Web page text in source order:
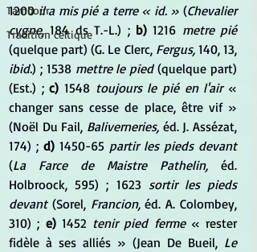
Tambour
Tradition celtique
1200 il a mis pié a terre « id. » (Chevalier
cygne, 184 ds T.-L.) ; b) 1216 metre pié
(quelque part) (G. Le Clerc, Fergus,
ibid.) ; 1538 mettre le pied (quelque part)
(Est.) ; c) 1548 toujours le pié en l'air «
changer sans cesse de place, être vif »
(Noël Du Fail, Baliverneries, éd. J. Assézat,
174) ; d) 1450-65 partir les pieds devant
(La Farce de Maistre Pathelin, éd.
Holbroock, 595) ; 1623 sortir les pieds
devant (Sorel, Francion, éd. A. Colombey,
310) ; e) 1452 tenir pied ferme « rester
fidèle à ses alliés » (Jean De Bueil, Le